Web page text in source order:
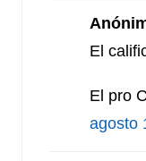
El
El pro
agosto